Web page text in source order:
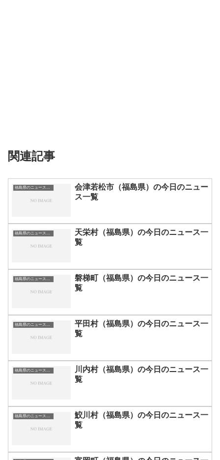
関連記事
福島県のニュース一覧
会津若松市（福島県）の今日のニュー
ス一覧
福島県のニュース一覧
天栄村（福島県）の今日のニュース一
覧
福島県のニュース一覧
磐梯町（福島県）の今日のニュース一
覧
福島県のニュース一覧
平田村（福島県）の今日のニュース一
覧
福島県のニュース一覧
川内村（福島県）の今日のニュース一
覧
福島県のニュース一覧
鮫川村（福島県）の今日のニュース一
覧